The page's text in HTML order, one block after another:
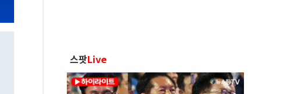
스팟Live